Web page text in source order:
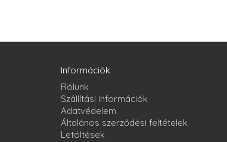
Információk
Rólunk
Szállítási információk
Adatvédelem
Általános szerződési feltételek
Letöltések